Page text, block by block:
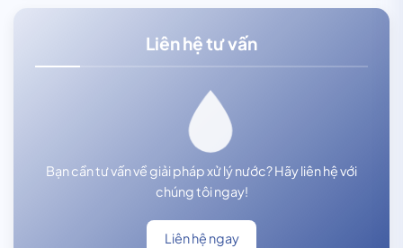
Liên hệ tư vấn
Bạn cần tư vấn về giải pháp xử lý nước? Hãy liên hệ với
chúng tôi ngay!
Liên hệ ngay